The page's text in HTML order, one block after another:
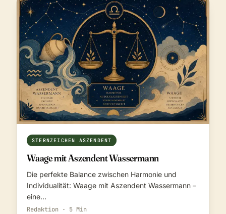
STERNZEICHEN ASZENDENT
Waage mit Aszendent Wassermann
Die perfekte Balance zwischen Harmonie und
Individualität: Waage mit Aszendent Wassermann –
eine…
Redaktion · 5 Min